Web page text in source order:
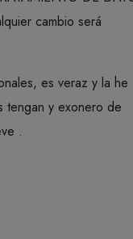
cambio será
es veraz y la he
tengan y exonero de
.